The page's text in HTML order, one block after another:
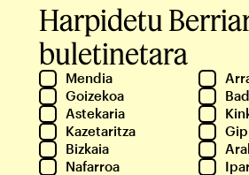
Harpidetu
buletinetara
Mendia
Goizekoa
Astekaria
Kazetaritza
Bizkaia
Nafarroa